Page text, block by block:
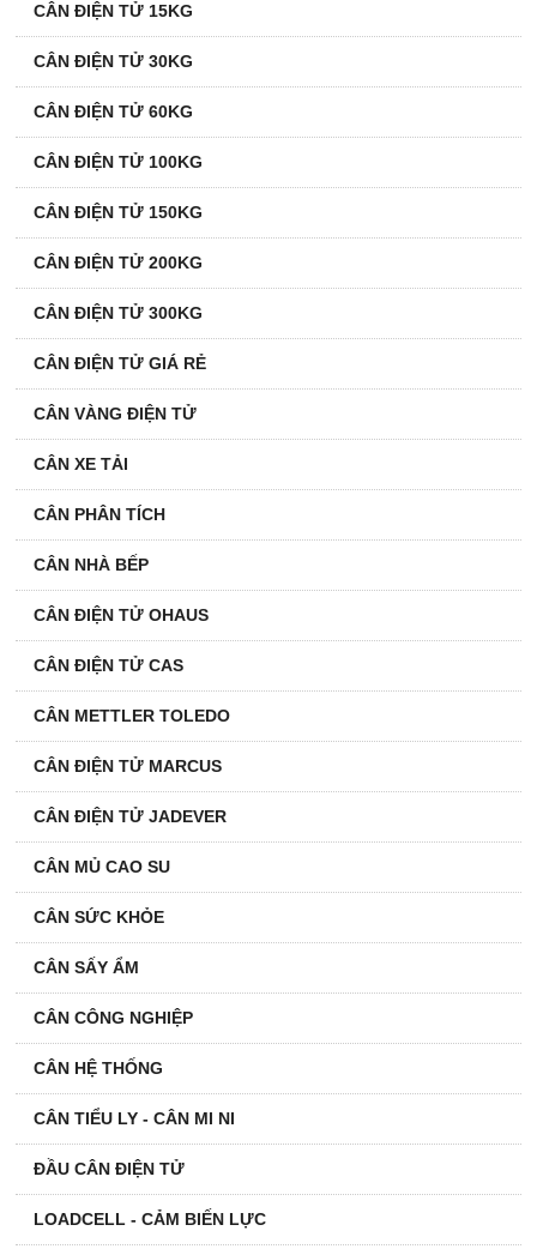
CÂN ĐIỆN TỬ 15KG
CÂN ĐIỆN TỬ 30KG
CÂN ĐIỆN TỬ 60KG
CÂN ĐIỆN TỬ 100KG
CÂN ĐIỆN TỬ 150KG
CÂN ĐIỆN TỬ 200KG
CÂN ĐIỆN TỬ 300KG
CÂN ĐIỆN TỬ GIÁ RẺ
CÂN VÀNG ĐIỆN TỬ
CÂN XE TẢI
CÂN PHÂN TÍCH
CÂN NHÀ BẾP
CÂN ĐIỆN TỬ OHAUS
CÂN ĐIỆN TỬ CAS
CÂN METTLER TOLEDO
CÂN ĐIỆN TỬ MARCUS
CÂN ĐIỆN TỬ JADEVER
CÂN MỦ CAO SU
CÂN SỨC KHỎE
CÂN SẤY ẨM
CÂN CÔNG NGHIỆP
CÂN HỆ THỐNG
CÂN TIỂU LY - CÂN MI NI
ĐẦU CÂN ĐIỆN TỬ
LOADCELL - CẢM BIẾN LỰC